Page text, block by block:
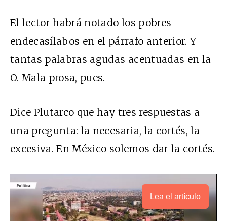
El lector habrá notado los pobres
endecasílabos en el párrafo anterior. Y
tantas palabras agudas acentuadas en la
O. Mala prosa, pues.
Dice Plutarco que hay tres respuestas a
una pregunta: la necesaria, la cortés, la
excesiva. En México solemos dar la cortés.
Lea el artículo